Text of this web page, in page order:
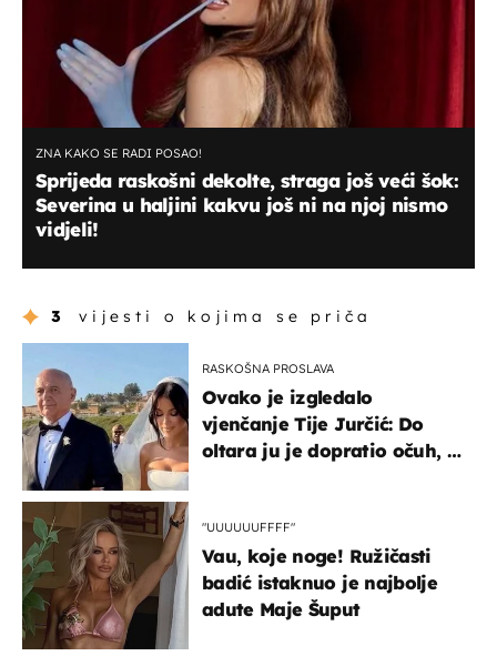
ZNA KAKO SE RADI POSAO!
Sprijeda raskošni dekolte, straga još veći šok:
Severina u haljini kakvu još ni na njoj nismo
vidjeli!
3 vijesti o kojima se priča
RASKOŠNA PROSLAVA
Ovako je izgledalo
vjenčanje Tije Jurčić: Do
oltara ju je dopratio očuh, a
"UUUUUUFFFF"
Vau, koje noge! Ružičasti
badić istaknuo je najbolje
adute Maje Šuput